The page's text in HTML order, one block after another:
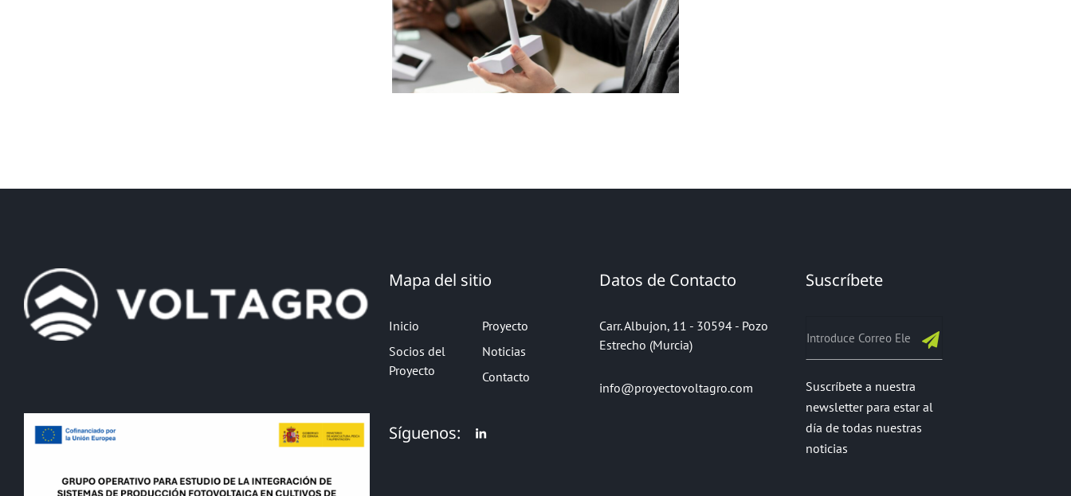
Mapa del sitio
Inicio
Proyecto
Socios del
Proyecto
Noticias
Contacto
Síguenos:
Datos de Contacto
Carr. Albujon, 11 - 30594 - Pozo
Estrecho (Murcia)
info@proyectovoltagro.com
Suscríbete
Suscríbete a nuestra
newsletter para estar al
día de todas nuestras
noticias